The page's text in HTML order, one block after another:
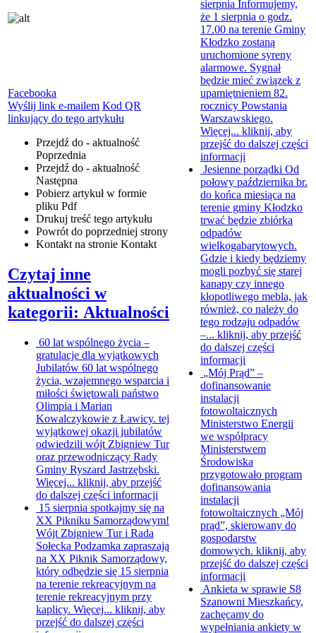
Facebooka
Wyślij link e-mailem Kod QR
linkujący do tego artykułu
Przejdź do - aktualność
Poprzednia
Przejdź do - aktualność
Następna
Pobierz artykuł w formie
pliku Pdf
Drukuj treść tego artykułu
Powrót do poprzedniej strony
Kontakt na stronie Kontakt
Czytaj inne
aktualności w
kategorii: Aktualności
60 lat wspólnego życia –
gratulacje dla wyjątkowych
Jubilatów 60 lat wspólnego
życia, wzajemnego wsparcia i
miłości świętowali państwo
Olimpia i Marian
Kowalczykowie z Ławicy. tej
wyjątkowej okazji jubilatów
odwiedzili wójt Zbigniew Tur
oraz przewodniczący Rady
Gminy Ryszard Jastrzębski.
Więcej... kliknij, aby przejść
do dalszej części informacji
15 sierpnia spotkajmy się na
XX Pikniku Samorządowym!
Wójt Zbigniew Tur i Rada
Sołecka Podzamka zapraszają
na XX Piknik Samorządowy,
który odbędzie się 15 sierpnia
na terenie rekreacyjnym na
terenie rekreacyjnym przy
kaplicy. Więcej... kliknij, aby
przejść do dalszej części
sierpnia Informujemy,
że 1 sierpnia o godz.
17.00 na terenie Gminy
Kłodzko zostaną
uruchomione syreny
alarmowe. Sygnał
będzie mieć związek z
upamiętnieniem 82.
rocznicy Powstania
Warszawskiego.
Więcej... kliknij, aby
przejść do dalszej części
informacji
Jesienne porządki Od
połowy października br.
do końca miesiąca na
terenie gminy Kłodzko
trwać będzie zbiórka
odpadów
wielkogabarytowych.
Gdzie i kiedy będziemy
mogli pozbyć się starej
kanapy czy innego
kłopotliwego mebla, jak
również, co należy do
tego rodzaju odpadów
–... kliknij, aby przejść
do dalszej części
informacji
„Mój Prąd” –
dofinansowanie
instalacji
fotowoltaicznych
Ministerstwo Energii
we współpracy
Ministerstwem
Środowiska
przygotowało program
dofinansowania
instalacji
fotowoltaicznych „Mój
prąd”, skierowany do
gospodarstw
domowych. kliknij, aby
przejść do dalszej części
informacji
Ankieta w sprawie S8
Szanowni Mieszkańcy,
zachęcamy do
wypełniania ankiety w